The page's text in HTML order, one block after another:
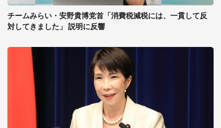
チームみらい・安野貴博党首「消費税減税には、一貫して反
対してきました」 説明に反響